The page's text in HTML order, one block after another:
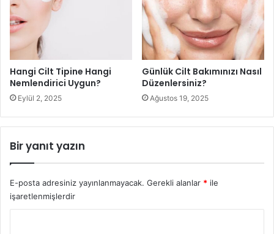
Hint yağı ayrıca daha kalın kaşlar ve daha uzun kirpikler
elde etmek için hindistancevizi yağı ile birlikte
kullanılabilir.
Hangi Cilt Tipine Hangi
Nemlendirici Uygun?
Eylül 2, 2025
Günlük Cilt Bakımınızı Nasıl
Düzenlersiniz?
Ağustos 19, 2025
Bir yanıt yazın
E-posta adresiniz yayınlanmayacak. Gerekli alanlar * ile
işaretlenmişlerdir